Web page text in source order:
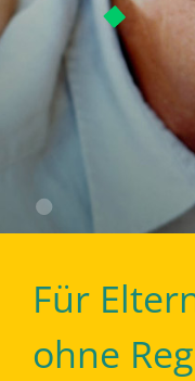
Für
ohne